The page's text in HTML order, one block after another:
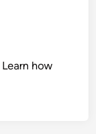
Learn how